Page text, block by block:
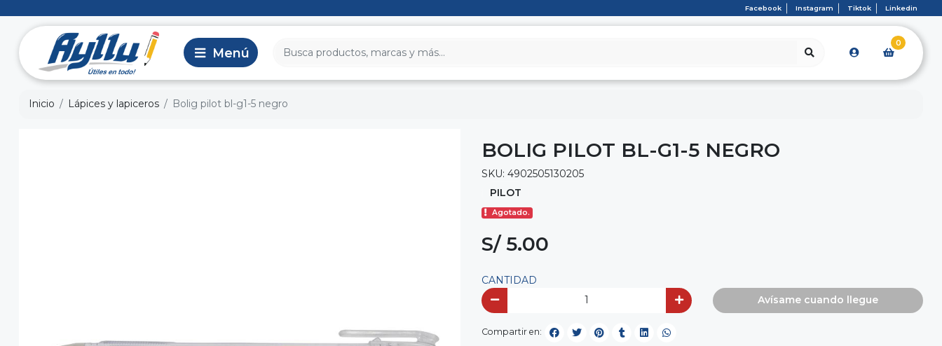
Facebook Instagram Tiktok Linkedin
0
Inicio Lápices y lapiceros Bolig pilot bl-g1-5 negro
BOLIG PILOT BL-G1-5 NEGRO
SKU: 4902505130205
PILOT
Agotado.
S/ 5.00
CANTIDAD
Avísame cuando llegue
Compartir en: